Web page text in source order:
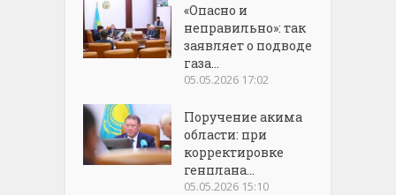
«Опасно и
неправильно»: так
заявляет о подводе
газа...
05.05.2026 17:02
Поручение акима
области: при
корректировке
генплана...
05.05.2026 15:10